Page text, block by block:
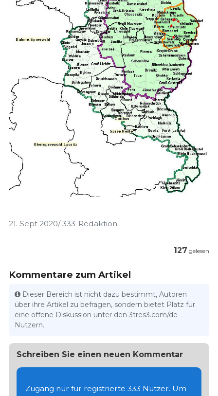
21. Sept 2020/ 333-Redaktion.
127 gelesen
Kommentare zum Artikel
Dieser Bereich ist nicht dazu bestimmt, Autoren
über ihre Artikel zu befragen, sondern bietet Platz für
eine offene Diskussion unter den 3tres3.com/de
Nutzern.
Schreiben Sie einen neuen Kommentar
Zugang nur für registrierte 333 Nutzer. Um